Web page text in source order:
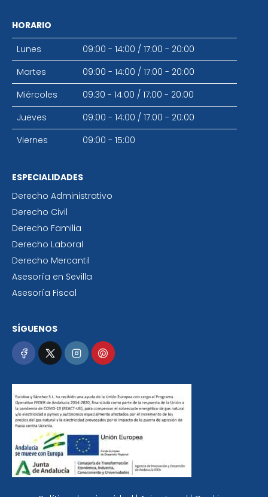
HORARIO
Lunes
09:00 - 14:00 / 17:00 - 20:00
Martes
09:00 - 14:00 / 17:00 - 20:00
Miércoles
09:30 - 14:00 / 17:00 - 20:00
Jueves
09:00 - 14:00 / 17:00 - 20:00
Viernes
09:00 - 15:00
ESPECIALIDADES
Derecho Administrativo
Derecho Civil
Derecho Familia
Derecho Laboral
Derecho Mercantil
Asesoría en Sevilla
Asesoría Fiscal
SÍGUENOS